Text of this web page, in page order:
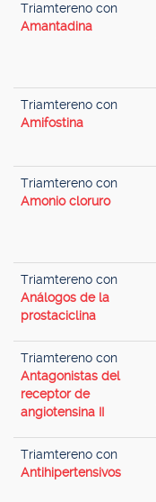
Triamtereno con
Amantadina
Triamtereno con
Amifostina
Triamtereno con
Amonio cloruro
Triamtereno con
Análogos de la
prostaciclina
Triamtereno con
Antagonistas del
receptor de
angiotensina II
Triamtereno con
Antihipertensivos